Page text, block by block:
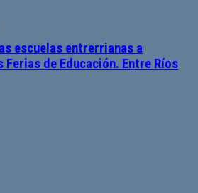
escuelas entrerrianas a
de Educación. Entre Ríos